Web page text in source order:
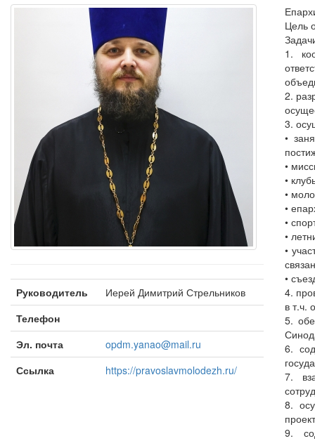
Руководитель
Иерей Димитрий Стрельников
Телефон
Эл. почта
opdm.yanao@mail.ru
Ссылка
https://pravoslavmolodezh.ru/
Цель
1.
2.
3.
•
•
•
•
•
•
•
•
•
4.
в т.ч.
5.
6.
7.
8.
9.